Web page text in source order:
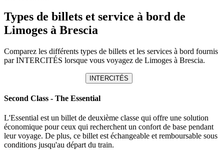
Types de billets et service à bord de
Limoges à Brescia
Comparez les différents types de billets et les services à bord fournis
par INTERCITÉS lorsque vous voyagez de Limoges à Brescia.
INTERCITÉS
Second Class - The Essential
L'Essential est un billet de deuxième classe qui offre une solution
économique pour ceux qui recherchent un confort de base pendant
leur voyage. De plus, ce billet est échangeable et remboursable sous
conditions jusqu'au départ du train.